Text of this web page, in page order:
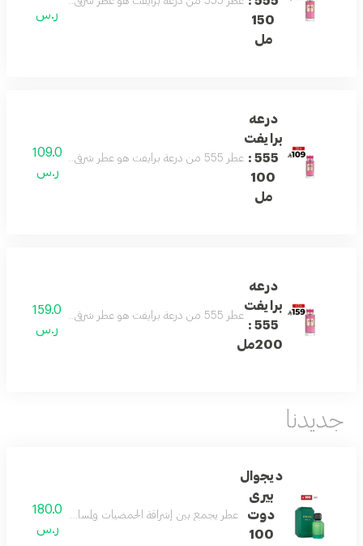
150
مل
ر.س
درعه
برايفت
555 :
100
مل
عطر 555 من درعة برايفت هو عطر شرقي جذاب يمزج بين الورد الدمشقي، الكراميل، العنبر، المسك، خشب الصندل والفانيليا. رائحة مغرية مع توازن فريد بين الانتعاش والدفء، مثالي لانطباع لا يُنسى.
109.0
ر.س
درعه
برايفت
555 :
200مل
عطر 555 من درعة برايفت هو عطر شرقي جذاب يمزج بين الورد الدمشقي، الكراميل، العنبر، المسك، خشب الصندل والفانيليا. رائحة مغرية مع توازن فريد بين الانتعاش والدفء، مثالي لانطباع لا يُنسى.
159.0
ر.س
جديدنا
ديجوال
بيرى
دوت
100
عطر يجمع بين إشراقة الحمضيات ولمسات غورماند
180.0
ر.س